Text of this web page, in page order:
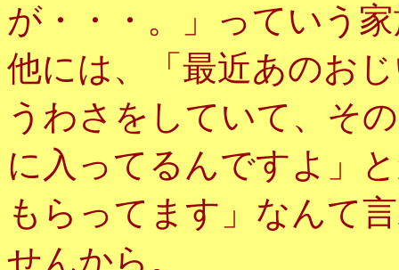
が・・・。」っていう
他には、「最近あのお
うわさをしていて、そ
に入ってるんですよ」
もらってます」なんて
せんから。